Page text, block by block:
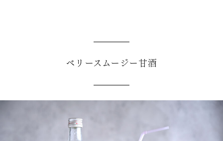
ベリースムージー甘酒